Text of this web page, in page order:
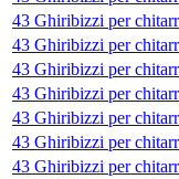
43 Ghiribizzi per
43 Ghiribizzi per
43 Ghiribizzi per
43 Ghiribizzi per
43 Ghiribizzi per
43 Ghiribizzi per
43 Ghiribizzi per